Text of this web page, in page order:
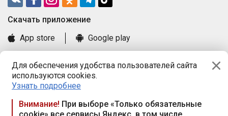
Для обеспечения удобства пользователей сайта
используются cookies.
Узнать подробнее
Внимание! При выборе «Только обязательные
Cкачать приложение
App store
Google play
Книга замечаний и предложений
Правила и документы
Praca.by © 2000—2026, ООО «ПРАЦА БАЙ»